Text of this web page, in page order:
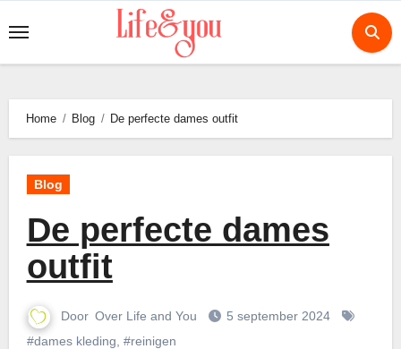
naar
de
Home Blog De perfecte dames outfit
Blog
De perfecte dames
outfit
Door Over Life and You
5 september 2024
#dames kleding #reinigen